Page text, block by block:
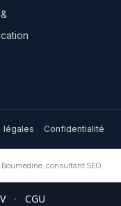
légales Confidentialité
Boumedine, consultant SEO
· CGU